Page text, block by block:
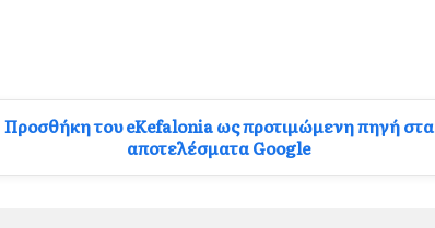
Προσθήκη του eKefalonia ως προτιμώμενη πηγή στα
αποτελέσματα Google